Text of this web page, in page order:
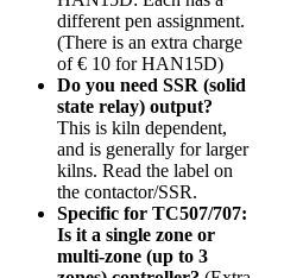
different pen assignment.
(There is an extra charge
of € 10 for HAN15D)
Do you need SSR (solid
state relay) output?
This is kiln dependent,
and is generally for larger
kilns. Read the label on
the contactor/SSR.
Specific for TC507/707:
Is it a single zone or
multi-zone (up to 3